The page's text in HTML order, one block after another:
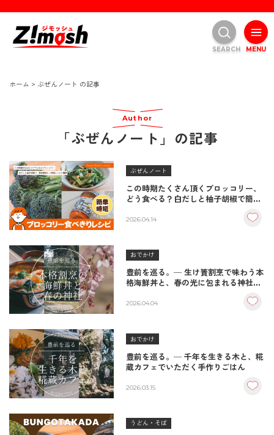
ホーム > ぶぜんノート の記事
Author
「ぶぜんノート」の記事
ぶぜんノート
この時期たくさん頂くブロッコリー、
どう食べる？白だしと柚子胡椒で簡単
2026.04.14
おでかけ
豊前を巡る。─ 生け簀割烹で味わう本
格海鮮丼と、春の光に包まれる神社め
2026.04.04
おでかけ
豊前を巡る。─ 千年を生きる木と、糀
蔵カフェでいただく手作りごはん
2026.03.15
うどん・そば
MENU
SEARCH